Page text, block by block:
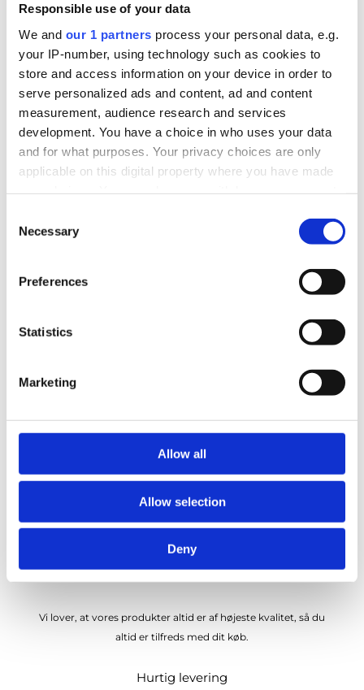
Responsible use of your data
We and our 1 partners process your personal data, e.g.
your IP-number, using technology such as cookies to
store and access information on your device in order to
serve personalized ads and content, ad and content
measurement, audience research and services
development. You have a choice in who uses your data
and for what purposes. Your privacy choices are only
applicable on this digital property where you have made
the Privacy trigger icon.
Find out more about how your personal data is processed
and set your preferences in the
We use cookies to personalise content and ads, to
provide social media features and to analyse our traffic.
our social media, advertising and analytics partners who
provided to them or that they’ve collected from your use
Selection
Necessary
Preferences
Statistics
Marketing
Allow all
Allow selection
Deny
Kvalitetsprodukter
Vi lover, at vores produkter altid er af højeste kvalitet, så du
altid er tilfreds med dit køb.
Hurtig levering